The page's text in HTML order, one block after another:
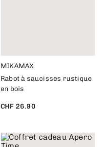
MIKAMAX
Rabot à saucisses rustique
en bois
CHF 26.90